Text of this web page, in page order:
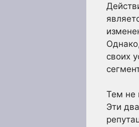
своих
Тем не
Эти